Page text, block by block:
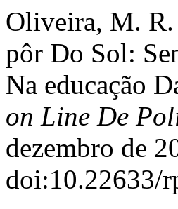
Oliveira, M. R.
pôr Do Sol:
Na educação
on Line De
dezembro de
doi:10.22633/